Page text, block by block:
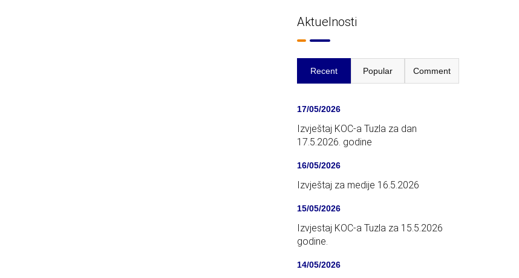
Aktuelnosti
Recent Popular Comment
17/05/2026
Izvještaj KOC-a Tuzla za dan
17.5.2026. godine
16/05/2026
Izvještaj za medije 16.5.2026
15/05/2026
Izvjestaj KOC-a Tuzla za 15.5.2026
godine.
14/05/2026